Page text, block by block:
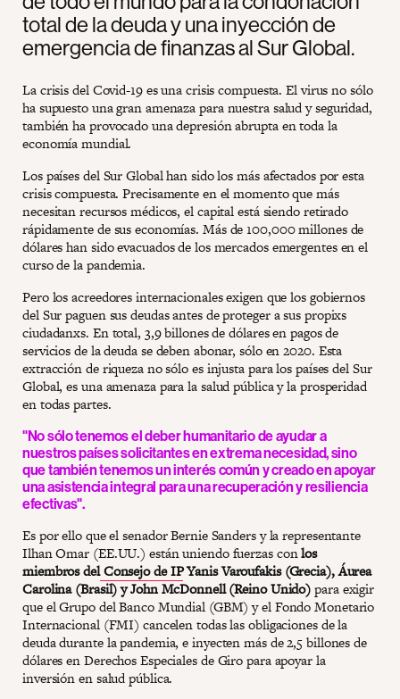
total de la deuda y una inyección de
emergencia de finanzas al Sur Global.
La crisis del Covid-19 es una crisis compuesta. El virus no sólo
ha supuesto una gran amenaza para nuestra salud y seguridad,
también ha provocado una depresión abrupta en toda la
economía mundial.
Los países del Sur Global han sido los más afectados por esta
crisis compuesta. Precisamente en el momento que más
necesitan recursos médicos, el capital está siendo retirado
rápidamente de sus economías. Más de 100,000 millones de
dólares han sido evacuados de los mercados emergentes en el
curso de la pandemia.
Pero los acreedores internacionales exigen que los gobiernos
del Sur paguen sus deudas antes de proteger a sus propixs
ciudadanxs. En total, 3,9 billones de dólares en pagos de
servicios de la deuda se deben abonar, sólo en 2020. Esta
extracción de riqueza no sólo es injusta para los países del Sur
Global, es una amenaza para la salud pública y la prosperidad
en todas partes.
"No sólo tenemos el deber humanitario de ayudar a
nuestros países solicitantes en extrema necesidad, sino
que también tenemos un interés común y creado en apoyar
una asistencia integral para una recuperación y resiliencia
efectivas".
Es por ello que el senador Bernie Sanders y la representante
Ilhan Omar (EE.UU.) están uniendo fuerzas conlos
miembros delConsejo de IPYanis Varoufakis (Grecia), Áurea
Carolina (Brasil) y John McDonnell (Reino Unido)para exigir
que el Grupo del Banco Mundial (GBM) y el Fondo Monetario
Internacional (FMI) cancelen todas las obligaciones de la
deuda durante la pandemia, e inyecten más de 2,5 billones de
dólares en Derechos Especiales de Giro para apoyar la
inversión en salud pública.